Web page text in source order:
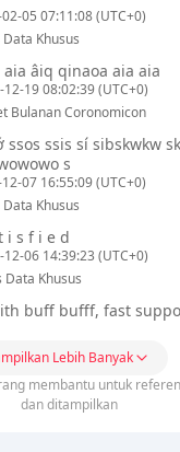
05 07:11:08 (UTC+0)
Data Khusus
âiq qinaoa aia aia
19 08:02:39 (UTC+0)
Bulanan Coronomicon
ssis sí sibskwkw
s
07 16:55:09 (UTC+0)
Data Khusus
i s f i e d
06 14:39:23 (UTC+0)
Data Khusus
buff bufff, fast
Lebih Banyak
membantu untuk
dan ditampilkan